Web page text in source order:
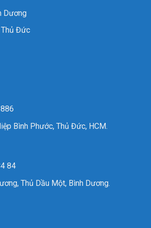
Dương
Thủ Đức
Bình Phước, Thủ Đức, HCM.
84
Thủ Dầu Một, Bình Dương.